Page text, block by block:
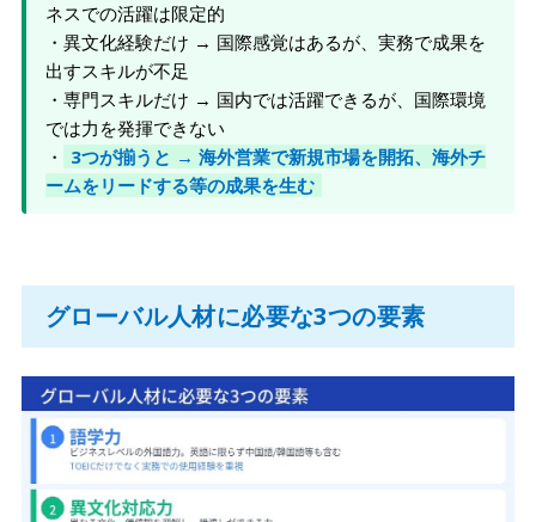
ネスでの活躍は限定的
・異文化経験だけ → 国際感覚はあるが、実務で成果を
出すスキルが不足
・専門スキルだけ → 国内では活躍できるが、国際環境
では力を発揮できない
・
3つが揃うと → 海外営業で新規市場を開拓、海外チ
ームをリードする等の成果を生む
グローバル人材に必要な3つの要素